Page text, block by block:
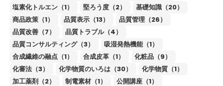
塩素化トルエン（1）
堅ろう度（2）
基礎知識（20）
商品政策（1）
品質表示（13）
品質管理（26）
品質改善（7）
品質トラブル（4）
品質コンサルティング（3）
吸湿発熱機能（1）
合成繊維の融点（1）
合成皮革（1）
化粧品（9）
化審法（3）
化学物質のいろは（30）
化学物質（1）
加工薬剤（2）
制電素材（1）
公開講座（1）